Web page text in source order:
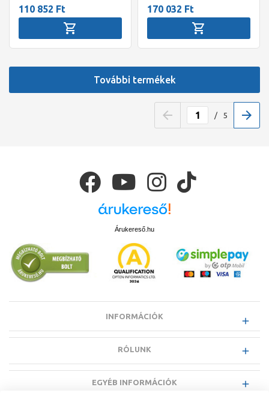
110 852 Ft 170 032 Ft
További termékek
/ 5
Árukereső.hu
INFORMÁCIÓK
RÓLUNK
EGYÉB INFORMÁCIÓK